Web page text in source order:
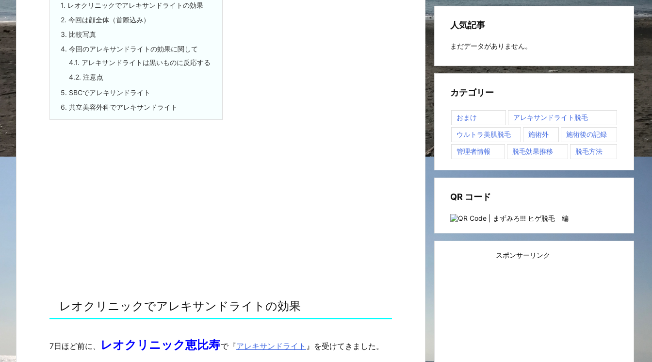
1. レオクリニックでアレキサンドライトの効果
2. 今回は顔全体（首際込み）
3. 比較写真
4. 今回のアレキサンドライトの効果に関して
4.1. アレキサンドライトは黒いものに反応する
4.2. 注意点
5. SBCでアレキサンドライト
6. 共立美容外科でアレキサンドライト
レオクリニックでアレキサンドライトの効果
7日ほど前に、 レオクリニック恵比寿で『アレキサンドライト 』を受けてきました。
人気記事
まだデータがありません。
カテゴリー
おまけ アレキサンドライト脱毛
ウルトラ美肌脱毛 施術外 施術後の記録
管理者情報 脱毛効果推移 脱毛方法
QR コード
スポンサーリンク